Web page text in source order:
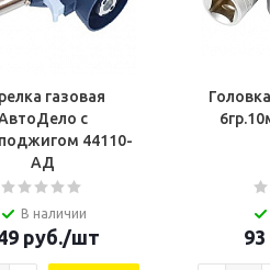
газовая
с
44110-
АД
В наличии
руб./шт 93